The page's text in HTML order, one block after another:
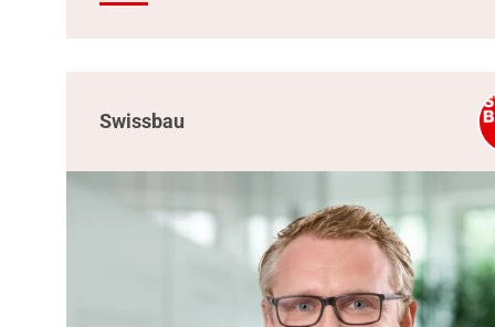
Swissbau